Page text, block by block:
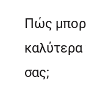
Πώς
καλύτερα
σας;